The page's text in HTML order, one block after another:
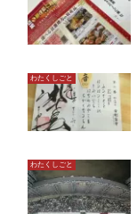
わたくしごと
わたくしごと